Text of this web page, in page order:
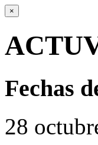
×
Fechas
28